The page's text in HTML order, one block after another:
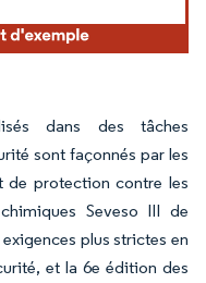
dans des tâches
sont façonnés par les
de protection contre les
Seveso III de
plus strictes en
et la 6e édition des